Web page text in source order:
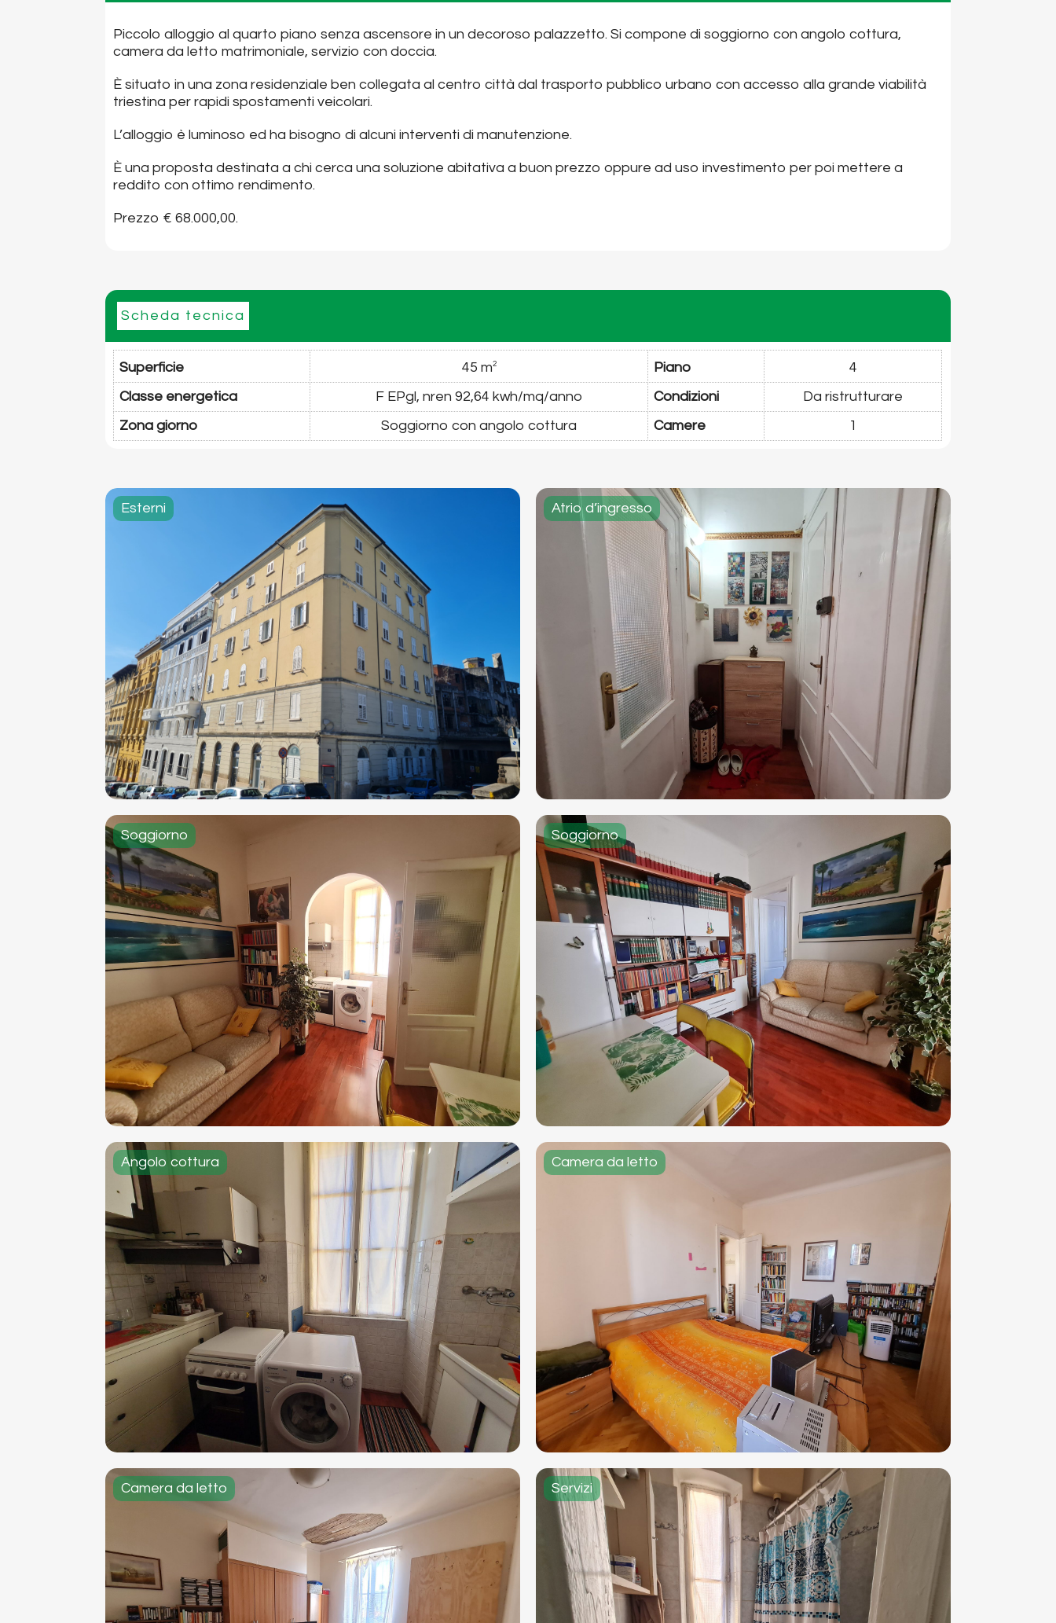
Piccolo alloggio al quarto piano senza ascensore in un decoroso palazzetto. Si compone di soggiorno con angolo cottura,
camera da letto matrimoniale, servizio con doccia.
È situato in una zona residenziale ben collegata al centro città dal trasporto pubblico urbano con accesso alla grande viabilità
triestina per rapidi spostamenti veicolari.
L’alloggio è luminoso ed ha bisogno di alcuni interventi di manutenzione.
È una proposta destinata a chi cerca una soluzione abitativa a buon prezzo oppure ad uso investimento per poi mettere a
reddito con ottimo rendimento.
Prezzo € 68.000,00.
Scheda tecnica
Superficie 45 m2 Piano
4
Classe energetica
F EPgl, nren 92,64 kwh/mq/anno Condizioni
Da ristrutturare
Zona giorno
Soggiorno con angolo cottura Camere 1
Esterni Atrio d’ingresso
Soggiorno Soggiorno
Angolo cottura Camera da letto
Camera da letto Servizi